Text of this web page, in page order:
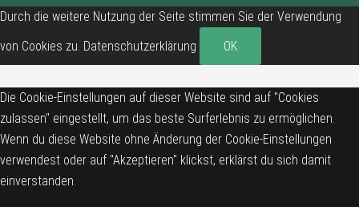
Durch die weitere Nutzung der Seite stimmen Sie der Verwendung
von Cookies zu. Datenschutzerklärung OK
Die Cookie-Einstellungen auf dieser Website sind auf "Cookies
zulassen" eingestellt, um das beste Surferlebnis zu ermöglichen.
Wenn du diese Website ohne Änderung der Cookie-Einstellungen
verwendest oder auf "Akzeptieren" klickst, erklärst du sich damit
einverstanden.